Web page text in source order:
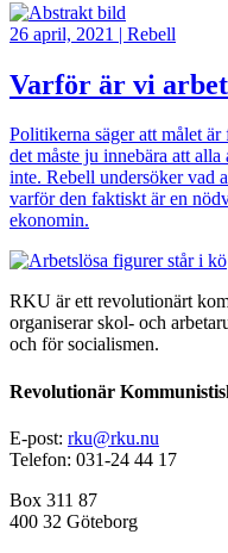
Bild
26 april, 2021 | Rebell
Varför är vi
Politikerna säger att målet
det måste ju innebära att
inte. Rebell undersöker vad
varför den faktiskt är en
ekonomin.
Bild
RKU är ett revolutionärt
organiserar skol- och
och för socialismen.
Revolutionär
E-post: rku@rku.nu
Telefon: 031-24 44 17
Box 311 87
400 32 Göteborg